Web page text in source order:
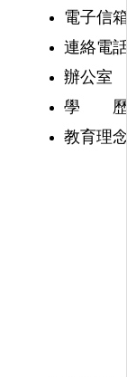
電子信
連絡電
辦公室
學 歷：
教育理